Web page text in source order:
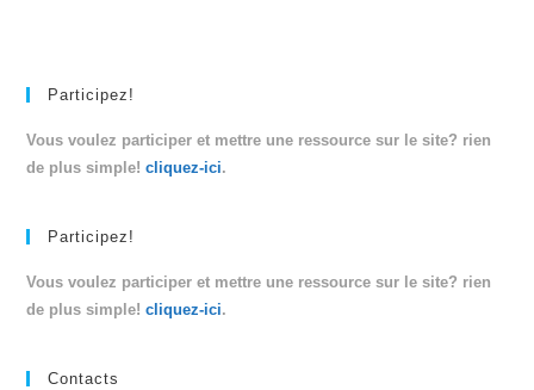
Participez!
Vous voulez participer et mettre une ressource sur le site? rien
de plus simple!cliquez-ici.
Participez!
Vous voulez participer et mettre une ressource sur le site? rien
de plus simple!cliquez-ici.
Contacts